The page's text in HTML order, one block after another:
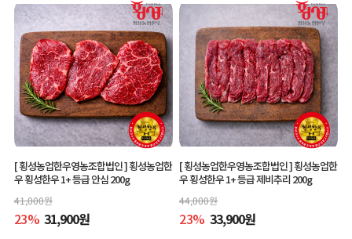
[ 횡성농업한우영농조합법인 ]횡성농업한
우 횡성한우 1+ 등급 안심 200g
41,000원
23% 31,900원
[ 횡성농업한우영농조합법인 ]횡성농업한
우 횡성한우 1+ 등급 제비추리 200g
44,000원
23% 33,900원